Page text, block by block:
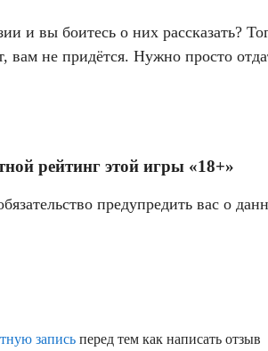
и вы боитесь о них рассказать?
вам не придётся. Нужно просто
рейтинг этой игры «18+»
предупредить вас о
запись перед тем как написать отзыв